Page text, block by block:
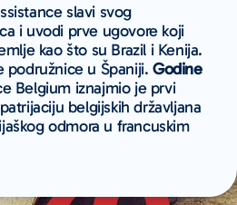
slavi svog
i uvodi prve ugovore koji
kao što su Brazil i Kenija.
podružnice u Španiji.Godine
Belgium iznajmio je prvi
belgijskih državljana
odmora u francuskim